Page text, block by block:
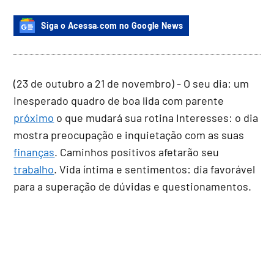
Siga o Acessa.com no Google News
(23 de outubro a 21 de novembro) - O seu dia: um
inesperado quadro de boa lida com parente
próximo o que mudará sua rotina Interesses: o dia
mostra preocupação e inquietação com as suas
finanças. Caminhos positivos afetarão seu
trabalho. Vida íntima e sentimentos: dia favorável
para a superação de dúvidas e questionamentos.